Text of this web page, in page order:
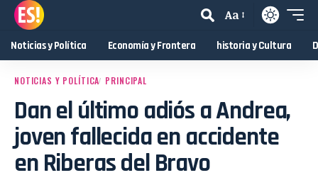
Aa
Noticias y Política Economía y Frontera historia y Cultura
NOTICIAS Y POLÍTICA PRINCIPAL
Dan el último adiós a Andrea,
joven fallecida en accidente
en Riberas del Bravo